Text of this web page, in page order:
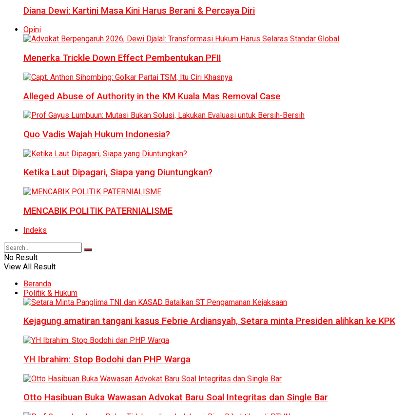
Diana Dewi: Kartini Masa Kini Harus Berani & Percaya Diri
Opini
Menerka Trickle Down Effect Pembentukan PFII
Alleged Abuse of Authority in the KM Kuala Mas Removal Case
Quo Vadis Wajah Hukum Indonesia?
Ketika Laut Dipagari, Siapa yang Diuntungkan?
MENCABIK POLITIK PATERNIALISME
Indeks
No Result
View All Result
Beranda
Politik & Hukum
Kejagung amatiran tangani kasus Febrie Ardiansyah, Setara minta Presiden alihkan ke KPK
YH Ibrahim: Stop Bodohi dan PHP Warga
Otto Hasibuan Buka Wawasan Advokat Baru Soal Integritas dan Single Bar